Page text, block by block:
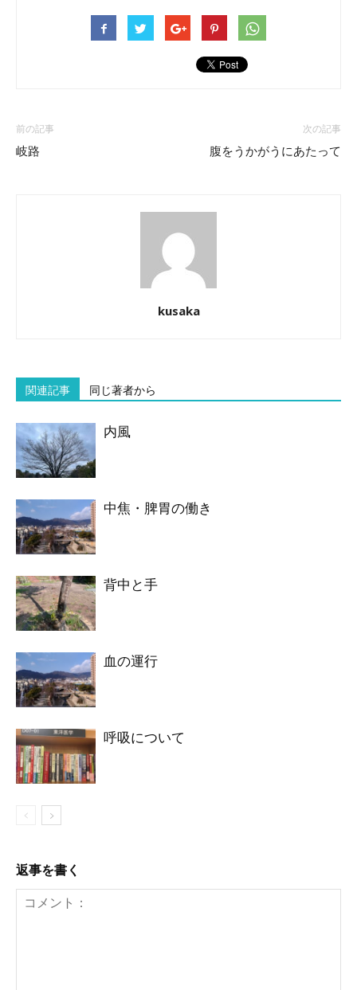
前の記事
岐路
次の記事
腹をうかがうにあたって
kusaka
関連記事 同じ著者から
内風
中焦・脾胃の働き
背中と手
血の運行
呼吸について
返事を書く